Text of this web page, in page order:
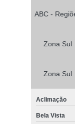
ABC -
Zona Sul
Zona Sul
Aclimação
Bela Vista